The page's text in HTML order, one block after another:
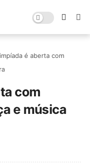
é aberta com
com
e música